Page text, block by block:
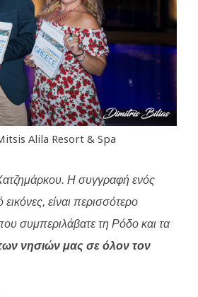
Alila Resort & Spa
Η συγγραφή ενός
είναι περισσότερο
συμπεριλάβατε τη Ρόδο και τα
νησιών μας σε όλον τον